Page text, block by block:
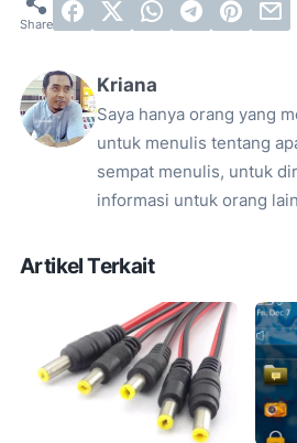
Kriana
Saya hanya orang yang
untuk menulis tentang
sempat menulis, untuk
informasi untuk orang lain
Artikel Terkait